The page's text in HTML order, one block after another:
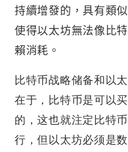
持續增發的，具有類
使得以太坊無法像比
賴消耗。
比特币战略储备和以
在于，比特币是可以
的，这也就注定比特
行，但以太坊必须是